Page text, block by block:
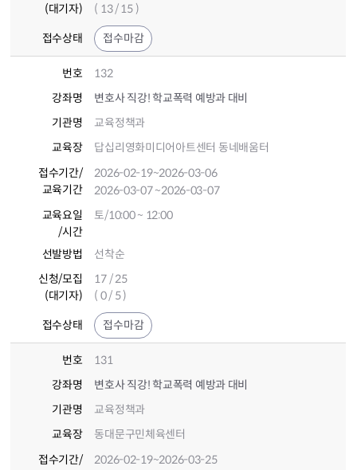
(대기자)
( 13 / 15 )
접수상태 접수마감
번호
132
강좌명
변호사 직강! 학교폭력 예방과 대비
기관명
교육정책과
교육장
답십리영화미디어아트센터 동네배움터
접수기간/
교육기간
2026-02-19~2026-03-06
2026-03-07~2026-03-07
교육요일
/시간
토/10:00 ~ 12:00
선발방법
선착순
신청/모집
(대기자)
17 / 25
( 0 / 5 )
접수상태 접수마감
번호
131
강좌명
변호사 직강! 학교폭력 예방과 대비
기관명
교육정책과
교육장
동대문구민체육센터
접수기간/
2026-02-19~2026-03-25